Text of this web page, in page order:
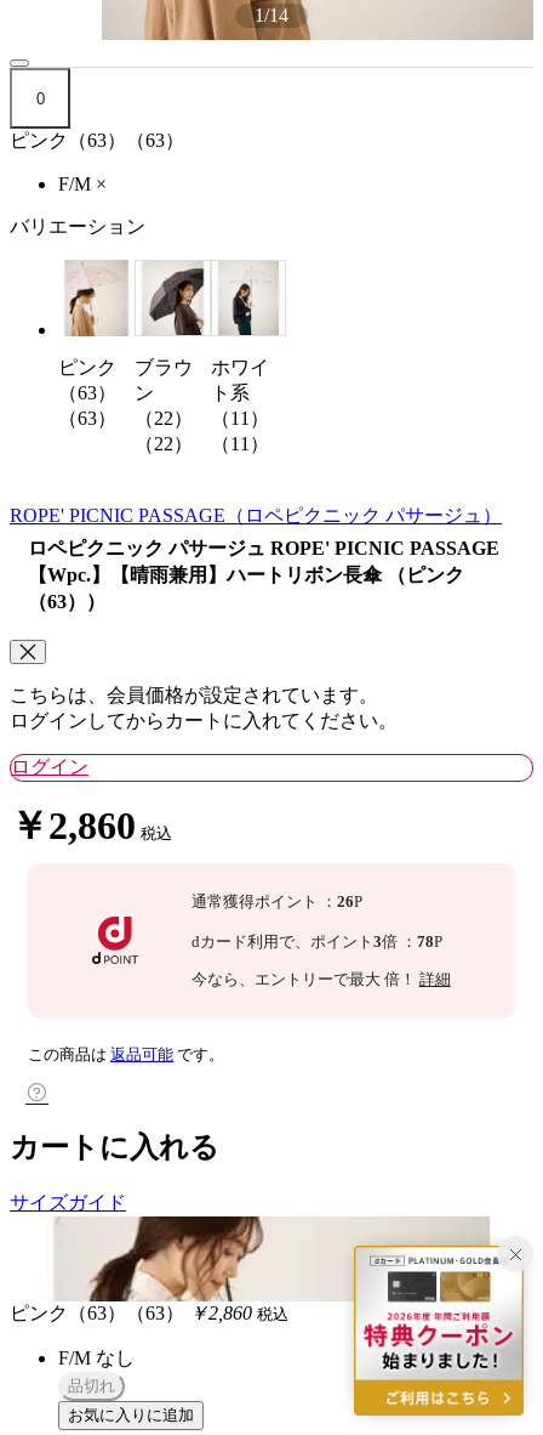
1/14
0
ピンク（63）（63）
F/M ×
バリエーション
ピンク
（63）
（63）
ブラウ
ン
（22）
（22）
ホワイ
ト系
（11）
（11）
ROPE' PICNIC PASSAGE （ロペピクニック パサージュ）
ロペピクニック パサージュ ROPE' PICNIC PASSAGE
【Wpc.】【晴雨兼用】ハートリボン長傘 （ピンク
（63））
こちらは、会員価格が設定されています。
ログインしてからカートに入れてください。
ログイン
￥2,860 税込
通常獲得ポイント ： 26P
dカード利用で、 ポイント 3倍 ： 78P
今なら 、エントリーで最大 倍！ 詳細
この商品は 返品可能 です。
カートに入れる
サイズガイド
ピンク（63）（63） ￥2,860 税込
F/M なし
品切れ
お気に入りに追加